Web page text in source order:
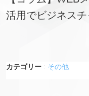
活用でビジネス
カテゴリー : その他